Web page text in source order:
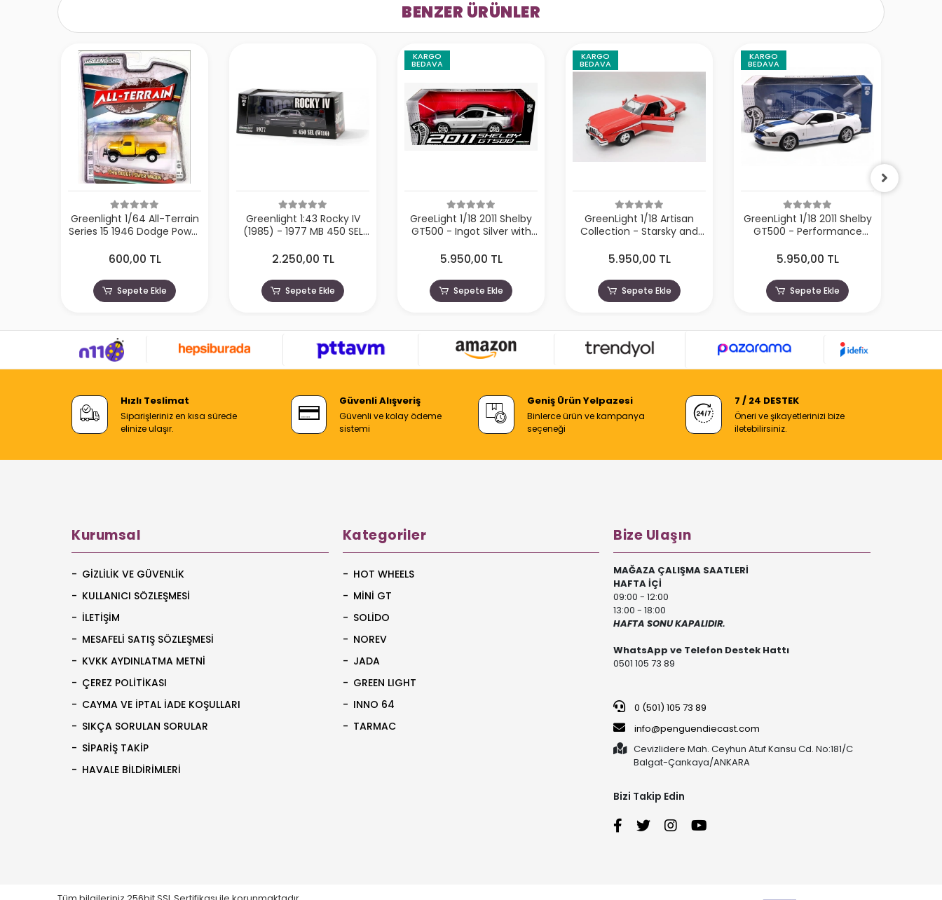
BENZER ÜRÜNLER
Greenlight 1/64 All-Terrain
Series 15 1946 Dodge Power
600,00 TL
Sepete Ekle
Greenlight 1:43 Rocky IV
(1985) - 1977 MB 450 SEL
2.250,00 TL
Sepete Ekle
KARGO
BEDAVA
GreeLight 1/18 2011 Shelby
GT500 - Ingot Silver with
5.950,00 TL
Sepete Ekle
KARGO
BEDAVA
GreenLight 1/18 Artisan
Collection - Starsky and
- 1976 Ford Gran Torino
5.950,00 TL
Sepete Ekle
KARGO
BEDAVA
GreenLight 1/18 2011 Shelby
GT500 - Performance
Stripes
5.950,00 TL
Sepete Ekle
Hızlı Teslimat
Siparişleriniz en kısa sürede
elinize ulaşır.
Güvenli Alışveriş
Güvenli ve kolay ödeme
sistemi
Geniş Ürün Yelpazesi
Binlerce ürün ve kampanya
seçeneği
7 / 24 DESTEK
Öneri ve şikayetlerinizi bize
iletebilirsiniz.
Kurumsal
GIZLILIK VE GÜVENLIK
KULLANICI SÖZLEŞMESI
İLETIŞIM
MESAFELI SATIŞ SÖZLEŞMESI
KVKK AYDINLATMA METNI
ÇEREZ POLITIKASI
CAYMA VE İPTAL İADE KOŞULLARI
SIKÇA SORULAN SORULAR
SIPARIŞ TAKIP
HAVALE BILDIRIMLERI
Kategoriler
HOT WHEELS
MİNİ GT
SOLİDO
NOREV
JADA
GREEN LIGHT
INNO 64
TARMAC
Bize Ulaşın
MAĞAZA ÇALIŞMA SAATLERİ
HAFTA İÇİ
09:00 - 12:00
13:00 - 18:00
HAFTA SONU KAPALIDIR.
WhatsApp ve Telefon Destek Hattı
0501 105 73 89
0 (501) 105 73 89
info@penguendiecast.com
Cevizlidere Mah. Ceyhun Atuf Kansu Cd. No:181/C
Balgat-Çankaya/ANKARA
Bizi Takip Edin